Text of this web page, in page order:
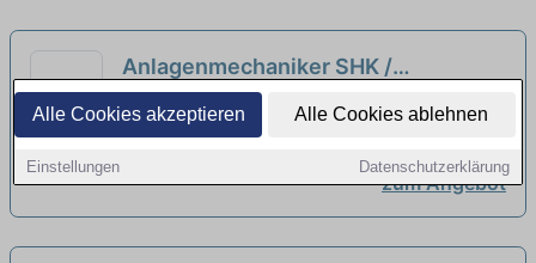
Alle Cookies akzeptieren Alle Cookies ablehnen
Einstellungen Datenschutzerklärung
Anlagenmechaniker SHK /
Kundendienstmonteur (m/w/d)
Quereinsteiger aus dem
Wimmer Haustechnik GmbH | Bad Windsheim
zum Angebot